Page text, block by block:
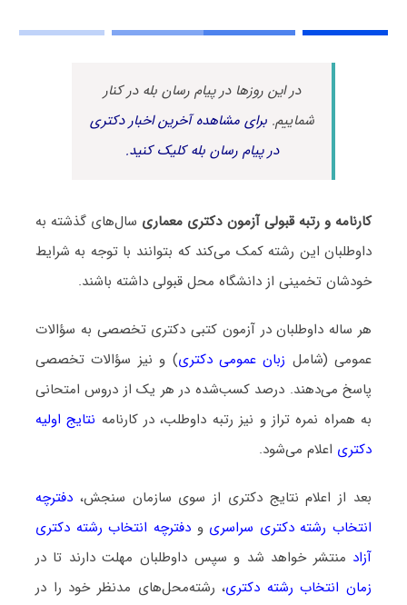
در این روزها در پیام رسان بله در کنار
شماییم.برای مشاهده آخرین اخبار دکتری
در پیام رسان بله کلیک کنید.
کارنامه و رتبه قبولی آزمون دکتری ﻣﻌﻤﺎری سال‌های گذشته به
داوطلبان این رشته کمک می‌کند که بتوانند با توجه به شرایط
خودشان تخمینی از دانشگاه محل قبولی داشته باشند.
هر ساله داوطلبان در آزمون کتبی دکتری تخصصی به سؤالات
عمومی (شامل زبان عمومی دکتری) و نیز سؤالات تخصصی
پاسخ می‌دهند. درصد کسب‌شده در هر یک از دروس امتحانی
به همراه نمره تراز و نیز رتبه داوطلب، در کارنامه نتایج اولیه
دکتری اعلام می‌شود.
بعد از اعلام نتایج دکتری از سوی سازمان سنجش،دفترچه
انتخاب رشته دکتری سراسری ودفترچه انتخاب رشته دکتری
آزاد منتشر خواهد شد و سپس داوطلبان مهلت دارند تا در
زمان انتخاب رشته دکتری، رشته‌محل‌های مدنظر خود را در